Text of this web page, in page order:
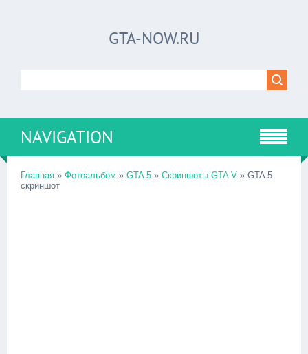
GTA-NOW.RU
NAVIGATION
Главная » Фотоальбом » GTA 5 » Скриншоты GTA V » GTA 5
скриншот